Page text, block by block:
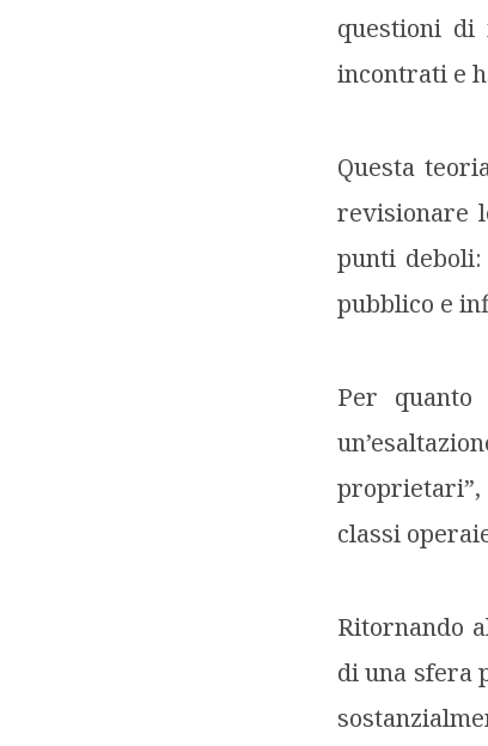
questioni di
incontrati e
Questa
revisionare
punti deboli:
pubblico e
Per
classi
Ritornando
di una sfera